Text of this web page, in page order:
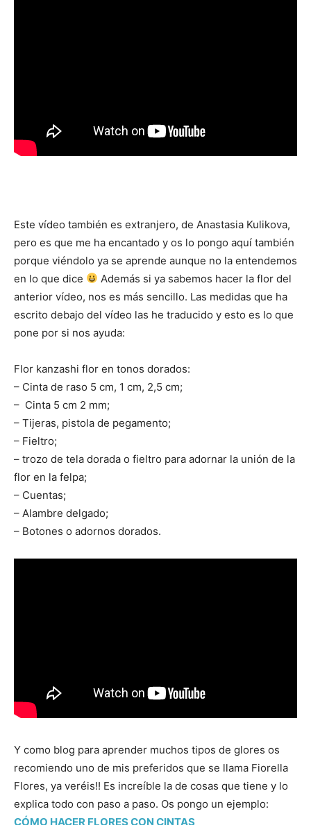
Este vídeo también es extranjero, de Anastasia Kulikova,
pero es que me ha encantado y os lo pongo aquí también
porque viéndolo ya se aprende aunque no la entendemos
en lo que dice
Además si ya sabemos hacer la flor del
anterior vídeo, nos es más sencillo. Las medidas que ha
escrito debajo del vídeo las he traducido y esto es lo que
pone por si nos ayuda:
Flor kanzashi flor en tonos dorados:
– Cinta de raso 5 cm, 1 cm, 2,5 cm;
– Cinta 5 cm 2 mm;
– Tijeras, pistola de pegamento;
– Fieltro;
– trozo de tela dorada o fieltro para adornar la unión de la
flor en la felpa;
– Cuentas;
– Alambre delgado;
– Botones o adornos dorados.
Y como blog para aprender muchos tipos de glores os
recomiendo uno de mis preferidos que se llama Fiorella
Flores, ya veréis!! Es increíble la de cosas que tiene y lo
explica todo con paso a paso. Os pongo un ejemplo:
CÓMO HACER FLORES CON CINTAS